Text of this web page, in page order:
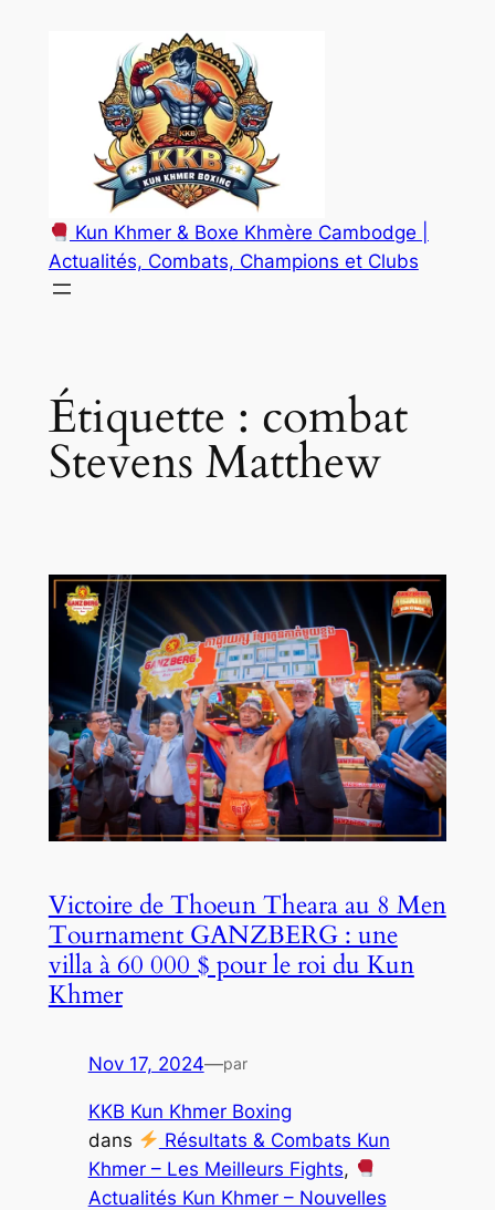
Kun Khmer & Boxe Khmère Cambodge |
Actualités, Combats, Champions et Clubs
Étiquette : combat
Stevens Matthew
Victoire de Thoeun Theara au 8 Men
Tournament GANZBERG : une
villa à 60 000 $ pour le roi du Kun
Khmer
Nov 17, 2024—par
KKB Kun Khmer Boxing
dans
Résultats & Combats Kun
Khmer – Les Meilleurs Fights,
Actualités Kun Khmer – Nouvelles